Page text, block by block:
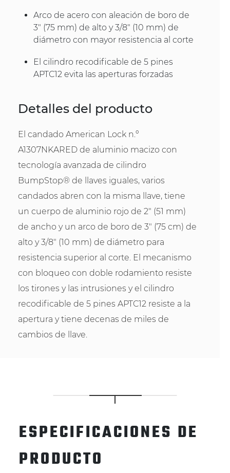
Arco de acero con aleación de boro de
3" (75 mm) de alto y 3/8" (10 mm) de
diámetro con mayor resistencia al corte
El cilindro recodificable de 5 pines
APTC12 evita las aperturas forzadas
Detalles del producto
El candado American Lock n.º
A1307NKARED de aluminio macizo con
tecnología avanzada de cilindro
BumpStop® de llaves iguales, varios
candados abren con la misma llave, tiene
un cuerpo de aluminio rojo de 2" (51 mm)
de ancho y un arco de boro de 3" (75 cm) de
alto y 3/8" (10 mm) de diámetro para
resistencia superior al corte. El mecanismo
con bloqueo con doble rodamiento resiste
los tirones y las intrusiones y el cilindro
recodificable de 5 pines APTC12 resiste a la
apertura y tiene decenas de miles de
cambios de llave.
ESPECIFICACIONES DE
PRODUCTO